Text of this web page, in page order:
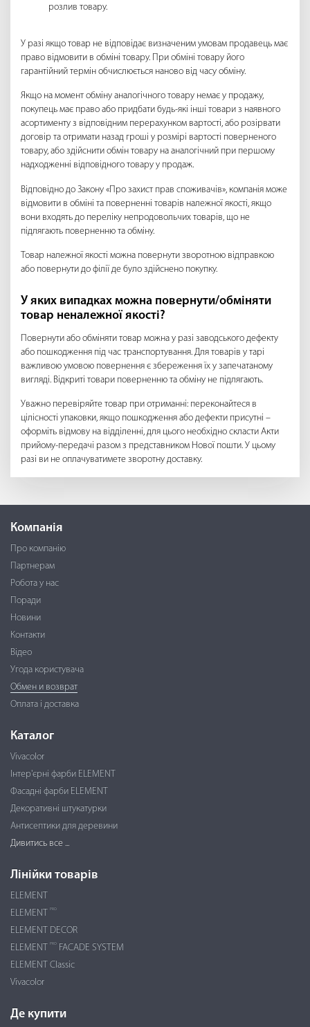
розлив товару.
У разі якщо товар не відповідає визначеним умовам продавець має
право відмовити в обміні товару. При обміні товару його
гарантійний термін обчислюється наново від часу обміну.
Якщо на момент обміну аналогічного товару немає у продажу,
покупець має право або придбати будь-які інші товари з наявного
асортименту з відповідним перерахунком вартості, або розірвати
договір та отримати назад гроші у розмірі вартості поверненого
товару, або здійснити обмін товару на аналогічний при першому
надходженні відповідного товару у продаж.
Відповідно до Закону «Про захист прав споживачів», компанія може
відмовити в обміні та поверненні товарів належної якості, якщо
вони входять до переліку непродовольчих товарів, що не
підлягають поверненню та обміну.
Товар належної якості можна повернути зворотною відправкою
або повернути до філії де було здійснено покупку.
У яких випадках можна повернути/обміняти
товар неналежної якості?
Повернути або обміняти товар можна у разі заводського дефекту
або пошкодження під час транспортування. Для товарів у тарі
важливою умовою повернення є збереження їх у запечатаному
вигляді. Відкриті товари поверненню та обміну не підлягають.
Уважно перевіряйте товар при отриманні: переконайтеся в
цілісності упаковки, якщо пошкодження або дефекти присутні –
оформіть відмову на відділенні, для цього необхідно скласти Акти
прийому-передачі разом з представником Нової пошти. У цьому
разі ви не оплачуватимете зворотну доставку.
Компанія
Про компанію
Партнерам
Робота у нас
Поради
Новини
Контакти
Відео
Угода користувача
Обмен и возврат
Оплата і доставка
Каталог
Vivacolor
Інтер'єрні фарби ELEMENT
Фасадні фарби ELEMENT
Декоративні штукатурки
Антисептики для деревини
Дивитись все ...
Лінійки товарів
ELEMENT
ELEMENT
PRO
ELEMENT DECOR
ELEMENT
PRO
FACADE SYSTEM
ELEMENT Classic
Vivacolor
Де купити